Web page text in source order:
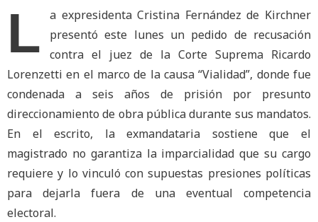
L
a expresidenta Cristina Fernández de Kirchner
presentó este lunes un pedido de recusación
contra el juez de la Corte Suprema Ricardo
Lorenzetti en el marco de la causa “Vialidad”, donde fue
condenada a seis años de prisión por presunto
direccionamiento de obra pública durante sus mandatos.
En el escrito, la exmandataria sostiene que el
magistrado no garantiza la imparcialidad que su cargo
requiere y lo vinculó con supuestas presiones políticas
para dejarla fuera de una eventual competencia
electoral.